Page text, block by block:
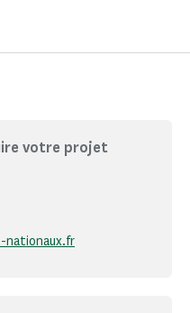
votre projet
nationaux.fr